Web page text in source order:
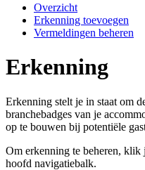
Overzicht
Erkenning toevoegen
Vermeldingen beheren
Erkenning
Erkenning stelt je in staat om
branchebadges van je
op te bouwen bij potentiële
Om erkenning te beheren, klik
hoofd navigatiebalk.